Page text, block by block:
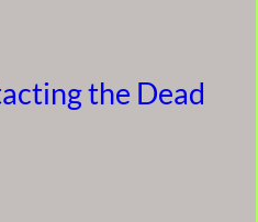
the Dead